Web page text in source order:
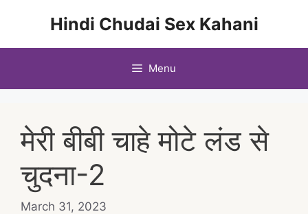
Hindi Chudai Sex Kahani
Menu
मेरी बीबी चाहे मोटे लंड से
चुदना-2
March 31, 2023